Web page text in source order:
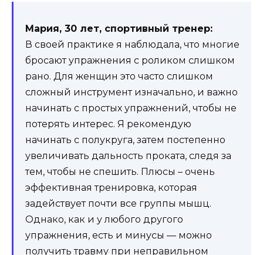
Мария, 30 лет, спортивный тренер:
В своей практике я наблюдала, что многие
бросают упражнения с роликом слишком
рано. Для женщин это часто слишком
сложный инструмент изначально, и важно
начинать с простых упражнений, чтобы не
потерять интерес. Я рекомендую
начинать с полукруга, затем постепенно
увеличивать дальность проката, следя за
тем, чтобы не спешить. Плюсы – очень
эффективная тренировка, которая
задействует почти все группы мышц.
Однако, как и у любого другого
упражнения, есть и минусы — можно
получить травму при неправильном